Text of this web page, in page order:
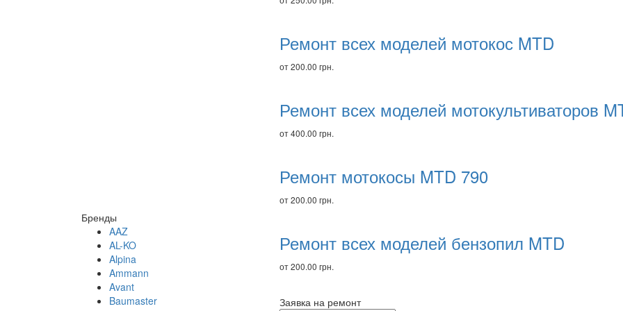
Бренды
AAZ
AL-KO
Alpina
Ammann
Avant
Baumaster
Ремонт всех моделей мотокос MTD
от 200.00 грн.
Ремонт всех моделей мотокультиваторов
от 400.00 грн.
Ремонт мотокосы MTD 790
от 200.00 грн.
Ремонт всех моделей бензопил MTD
от 200.00 грн.
Заявка на ремонт